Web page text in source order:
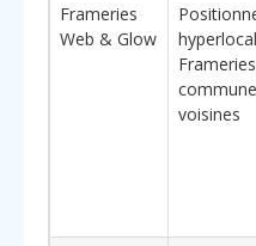
Frameries
Web & Glow
voisines